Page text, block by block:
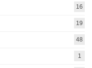
16
19
48
1